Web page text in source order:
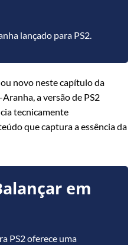
lançado para PS2.
novo neste capítulo da
a versão de PS2
tecnicamente
que captura a essência da
em
PS2 oferece uma